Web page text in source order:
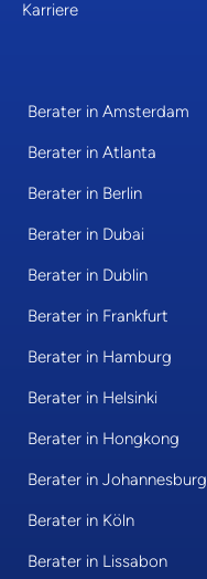
Karriere
Berater in Amsterdam
Berater in Atlanta
Berater in Berlin
Berater in Dubai
Berater in Dublin
Berater in Frankfurt
Berater in Hamburg
Berater in Helsinki
Berater in Hongkong
Berater in Johannesburg
Berater in Köln
Berater in Lissabon